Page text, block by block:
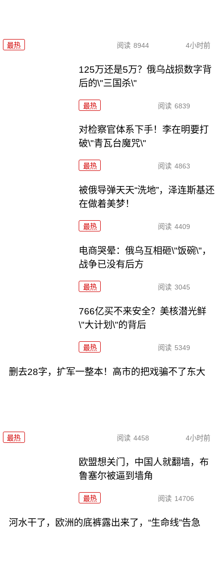
最热 阅读 8944 4小时前
125万还是5万？俄乌战损数字背
后的\"三国杀\"
最热 阅读 6839
对检察官体系下手！李在明要打
破\"青瓦台魔咒\"
最热 阅读 4863
被俄导弹天天“洗地”，泽连斯基还
在做着美梦！
最热 阅读 4409
电商哭晕：俄乌互相砸\"饭碗\"，
战争已没有后方
最热 阅读 3045
766亿买不来安全？美核潜光鲜
\"大计划\"的背后
最热 阅读 5349
删去28字，扩军一整本！高市的把戏骗不了东大
最热 阅读 4458 4小时前
欧盟想关门，中国人就翻墙，布
鲁塞尔被逼到墙角
最热 阅读 14706
河水干了，欧洲的底裤露出来了，“生命线”告急